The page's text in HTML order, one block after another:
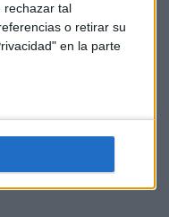
rechazar tal
o retirar su
en la parte